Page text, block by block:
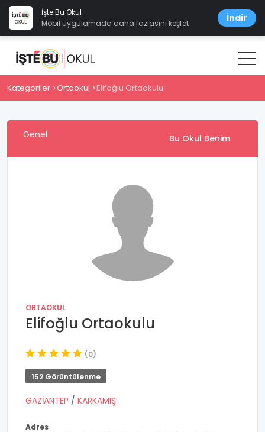
İşte Bu Okul
Mobil uygulamada daha fazlasını keşfet
İndir
Kategoriler Ortaokul Elifoğlu Ortaokulu
Genel Bu Okul Benim
ORTAOKUL
Elifoğlu Ortaokulu
(0)
152 Görüntülenme
GAZİANTEP / KARKAMIŞ
Adres